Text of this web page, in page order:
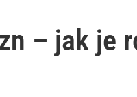
– jak je